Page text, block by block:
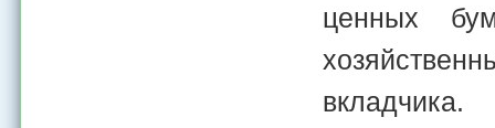
ценных
вкладчика.